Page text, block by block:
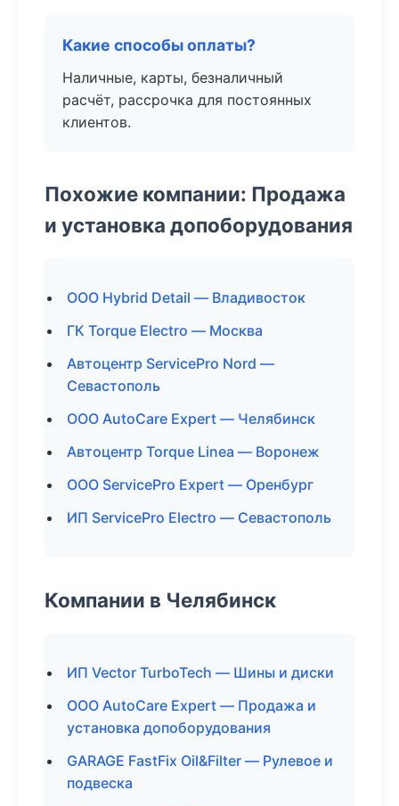
Какие способы оплаты?
Наличные, карты, безналичный
расчёт, рассрочка для постоянных
клиентов.
Похожие компании: Продажа
и установка допоборудования
ООО Hybrid Detail — Владивосток
ГК Torque Electro — Москва
Автоцентр ServicePro Nord —
Севастополь
ООО AutoCare Expert — Челябинск
Автоцентр Torque Linea — Воронеж
ООО ServicePro Expert — Оренбург
ИП ServicePro Electro — Севастополь
Компании в Челябинск
ИП Vector TurboTech — Шины и диски
ООО AutoCare Expert — Продажа и
установка допоборудования
GARAGE FastFix Oil&Filter — Рулевое и
подвеска